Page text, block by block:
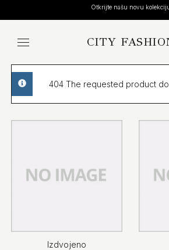
Otkrijte našu novu
CITY
info 404 The requested product
Izdvojeno